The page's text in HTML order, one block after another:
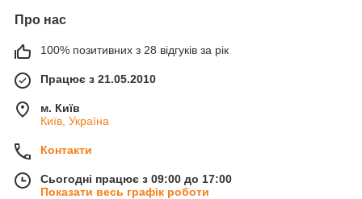
Про нас
100% позитивних з 28 відгуків за рік
Працює з 21.05.2010
м. Київ
Київ, Україна
Контакти
Сьогодні працює з 09:00 до 17:00
Показати весь графік роботи